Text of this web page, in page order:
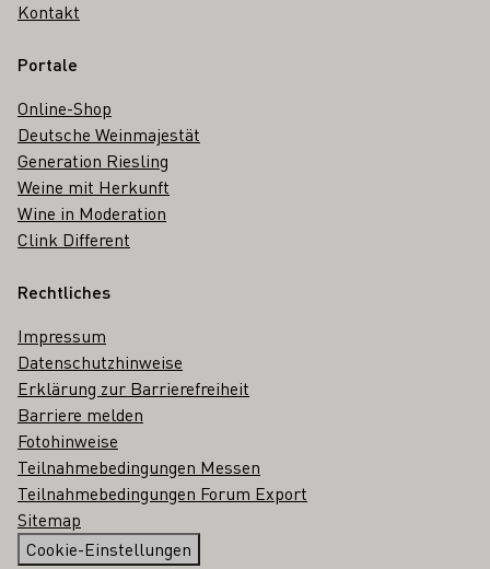
Kontakt
Portale
Online-Shop
Deutsche Weinmajestät
Generation Riesling
Weine mit Herkunft
Wine in Moderation
Clink Different
Rechtliches
Impressum
Datenschutzhinweise
Erklärung zur Barrierefreiheit
Barriere melden
Fotohinweise
Teilnahmebedingungen Messen
Teilnahmebedingungen Forum Export
Sitemap
Cookie-Einstellungen